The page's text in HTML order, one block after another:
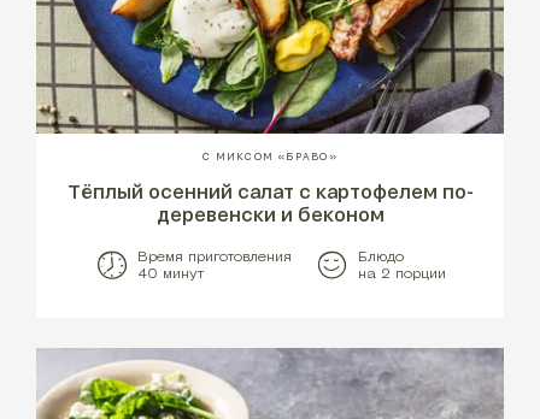
С МИКСОМ «БРАВО»
Тёплый осенний салат с картофелем по-
деревенски и беконом
Время приготовления
40 минут
Блюдо
на 2 порции